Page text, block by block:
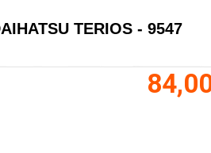
TERIOS - 9547